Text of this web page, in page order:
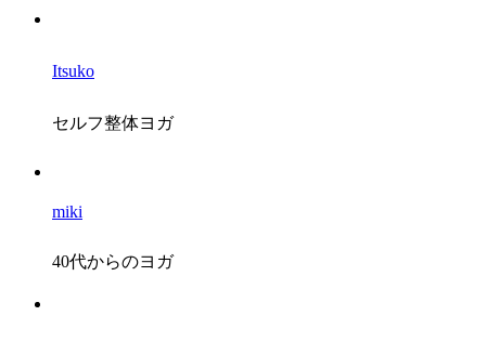
Itsuko
セルフ整体ヨガ
miki
40代からのヨガ